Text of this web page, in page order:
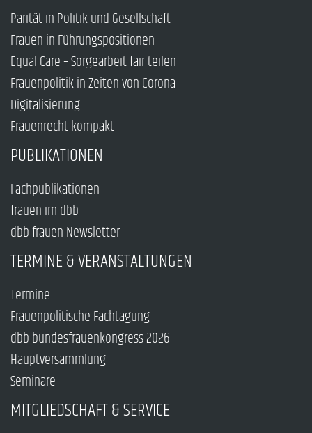
Parität in Politik und Gesellschaft
Frauen in Führungspositionen
Equal Care – Sorgearbeit fair teilen
Frauenpolitik in Zeiten von Corona
Digitalisierung
Frauenrecht kompakt
PUBLIKATIONEN
Fachpublikationen
frauen im dbb
dbb frauen Newsletter
TERMINE & VERANSTALTUNGEN
Termine
Frauenpolitische Fachtagung
dbb bundesfrauenkongress 2026
Hauptversammlung
Seminare
MITGLIEDSCHAFT & SERVICE